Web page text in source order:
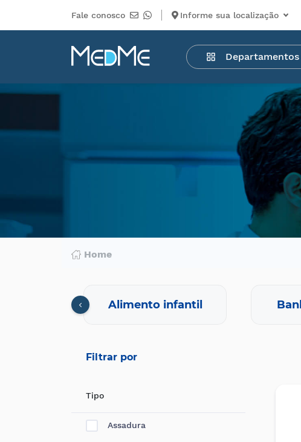
Fale conosco Informe sua localização
Departamentos
Departamentos
Medicamentos
Higiene
pessoal
Mercearia
Serviços
Home
Alimento infantil
Filtrar por
Tipo
Assadura